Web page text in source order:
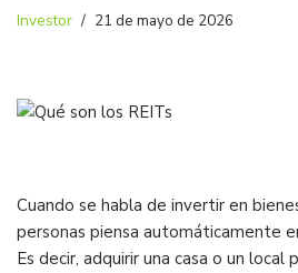
Investor 21 de mayo de 2026
Cuando se habla de invertir en
personas piensa automáticamente
Es decir, adquirir una casa o un